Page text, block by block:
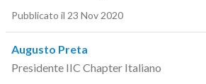
Pubblicato il 23 Nov 2020
Augusto Preta
Presidente IIC Chapter Italiano